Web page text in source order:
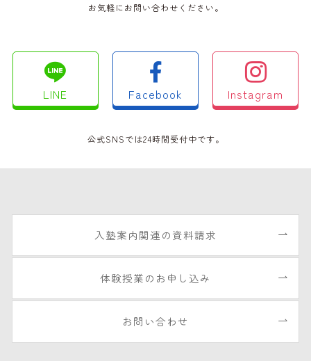
お気軽にお問い合わせください。
LINE Facebook Instagram
公式SNSでは24時間受付中です。
入塾案内関連の資料請求
体験授業のお申し込み
お問い合わせ